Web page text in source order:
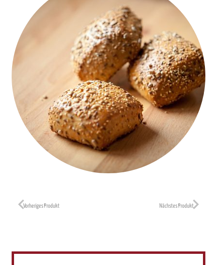
Vorheriges Produkt Nächstes Produkt